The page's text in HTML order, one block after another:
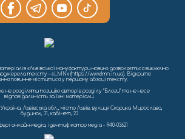
«Львівської мануфактури новин» дозволяється виключно
тексту – «LMN» (https://www.lmn.in.ua). Відкрите
повинне міститися у першому абзаці тексту.
не розділяти позицію авторів розділу “Блоги” та не несе
відповідальність за їхні матеріали.
Львівська обл., місто Львів, вулиця Скорика Мирослава,
будинок, 31, кабінет, 23
онлайн-медіа; ідентифікатор медіа - R40-03621